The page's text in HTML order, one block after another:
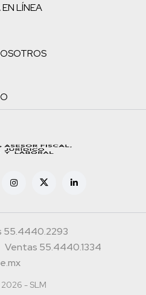
LÍNEA
55.4440.2293
Ventas 55.4440.1334
- SLM